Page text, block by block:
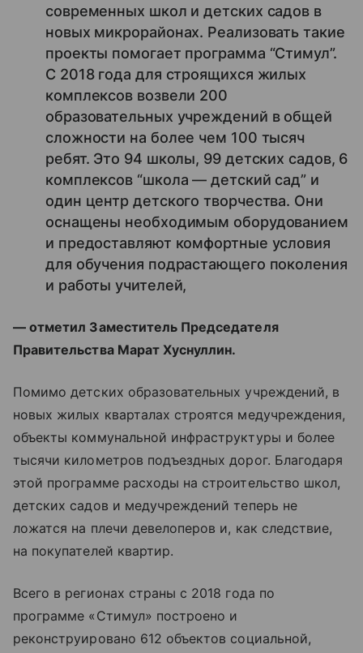
современных школ и детских садов в
новых микрорайонах. Реализовать такие
проекты помогает программа “Стимул”.
С 2018 года для строящихся жилых
комплексов возвели 200
образовательных учреждений в общей
сложности на более чем 100 тысяч
ребят. Это 94 школы, 99 детских садов, 6
комплексов “школа — детский сад” и
один центр детского творчества. Они
оснащены необходимым оборудованием
и предоставляют комфортные условия
для обучения подрастающего поколения
и работы учителей,
— отметил Заместитель Председателя
Правительства Марат Хуснуллин.
Помимо детских образовательных учреждений, в
новых жилых кварталах строятся медучреждения,
объекты коммунальной инфраструктуры и более
тысячи километров подъездных дорог. Благодаря
этой программе расходы на строительство школ,
детских садов и медучреждений теперь не
ложатся на плечи девелоперов и, как следствие,
на покупателей квартир.
Всего в регионах страны с 2018 года по
программе «Стимул» построено и
реконструировано 612 объектов социальной,